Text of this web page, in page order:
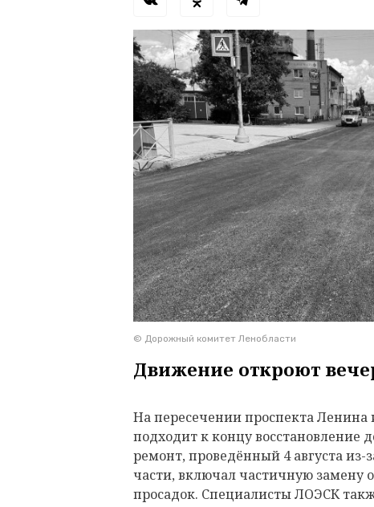
© Дорожный комитет Ленобласти
Движение откроют
На пересечении проспекта Ленина
подходит к концу восстановление
ремонт, проведённый 4 августа из-
части, включал частичную замену
просадок. Специалисты ЛОЭСК